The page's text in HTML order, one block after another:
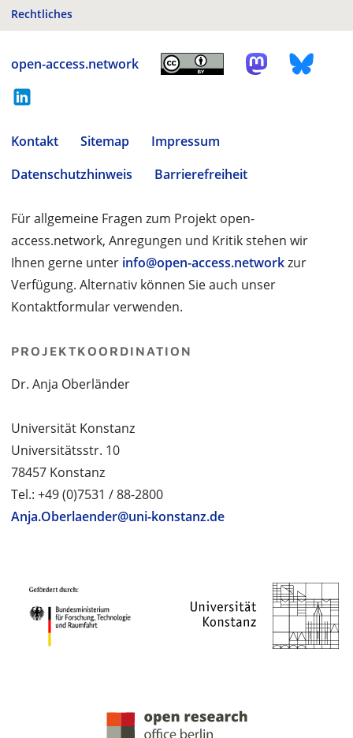
Rechtliches
open-access.network
Kontakt Sitemap
Impressum
Datenschutzhinweis
Barrierefreiheit
Für allgemeine Fragen zum Projekt open-
access.network, Anregungen und Kritik stehen wir
Ihnen gerne unter info@open-access.networkzur
Verfügung. Alternativ können Sie auch unser
Kontaktformular verwenden.
PROJEKTKOORDINATION
Dr. Anja Oberländer
Universität Konstanz
Universitätsstr. 10
78457 Konstanz
Tel.: +49 (0)7531 / 88-2800
Anja.Oberlaender@uni-konstanz.de